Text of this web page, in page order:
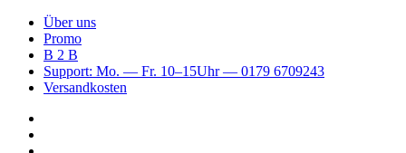
Über uns
Promo
B 2 B
Support: Mo. — Fr. 10–15Uhr — 0179 6709243
Versandkosten